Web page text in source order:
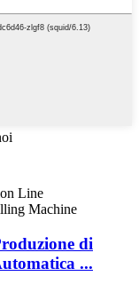
di
...